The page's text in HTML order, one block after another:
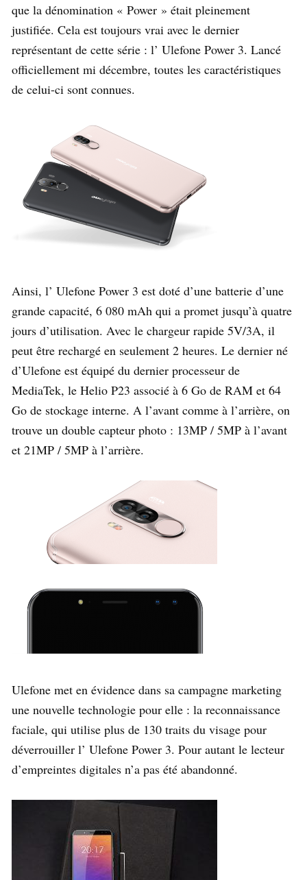
que la dénomination « Power » était pleinement
justifiée. Cela est toujours vrai avec le dernier
représentant de cette série : l’ Ulefone Power 3. Lancé
officiellement mi décembre, toutes les caractéristiques
de celui-ci sont connues.
Ainsi, l’ Ulefone Power 3 est doté d’une batterie d’une
grande capacité, 6 080 mAh qui a promet jusqu’à quatre
jours d’utilisation. Avec le chargeur rapide 5V/3A, il
peut être rechargé en seulement 2 heures. Le dernier né
d’Ulefone est équipé du dernier processeur de
MediaTek, le Helio P23 associé à 6 Go de RAM et 64
Go de stockage interne. A l’avant comme à l’arrière, on
trouve un double capteur photo : 13MP / 5MP à l’avant
et 21MP / 5MP à l’arrière.
Ulefone met en évidence dans sa campagne marketing
une nouvelle technologie pour elle : la reconnaissance
faciale, qui utilise plus de 130 traits du visage pour
déverrouiller l’ Ulefone Power 3. Pour autant le lecteur
d’empreintes digitales n’a pas été abandonné.